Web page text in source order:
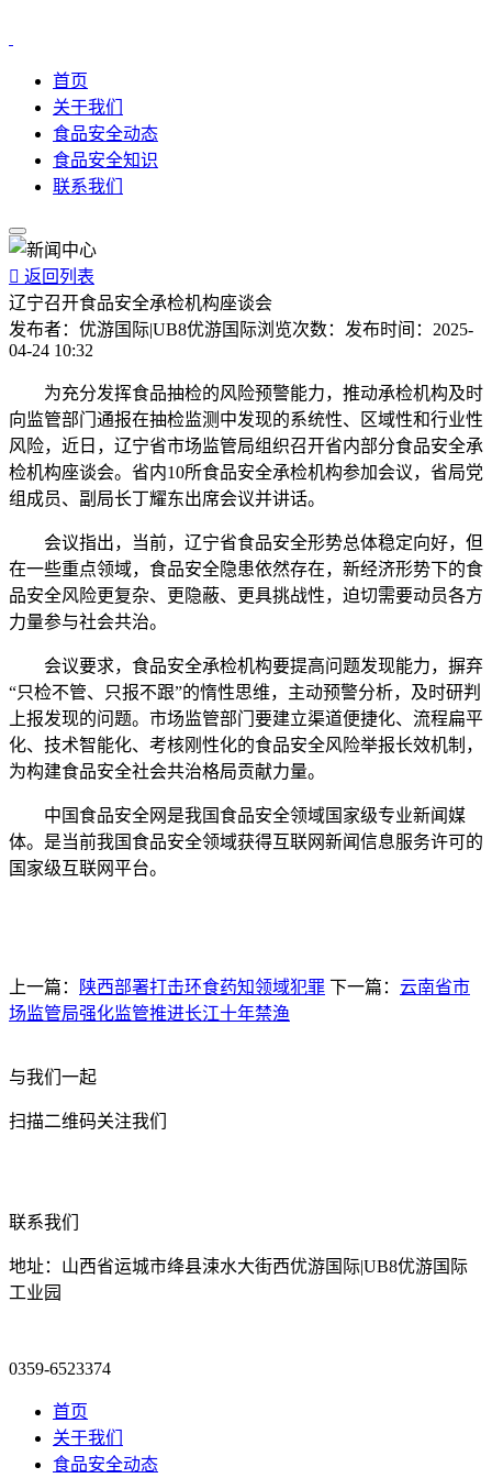
首页
关于我们
食品安全动态
食品安全知识
联系我们
 返回列表
辽宁召开食品安全承检机构座谈会
发布者： 优游国际|UB8优游国际浏览次数： 发布时间： 2025-
04-24 10:32
为充分发挥食品抽检的风险预警能力，推动承检机构及时
向监管部门通报在抽检监测中发现的系统性、区域性和行业性
风险，近日，辽宁省市场监管局组织召开省内部分食品安全承
检机构座谈会。省内10所食品安全承检机构参加会议，省局党
组成员、副局长丁耀东出席会议并讲话。
会议指出，当前，辽宁省食品安全形势总体稳定向好，但
在一些重点领域，食品安全隐患依然存在，新经济形势下的食
品安全风险更复杂、更隐蔽、更具挑战性，迫切需要动员各方
力量参与社会共治。
会议要求，食品安全承检机构要提高问题发现能力，摒弃
“只检不管、只报不跟”的惰性思维，主动预警分析，及时研判
上报发现的问题。市场监管部门要建立渠道便捷化、流程扁平
化、技术智能化、考核刚性化的食品安全风险举报长效机制，
为构建食品安全社会共治格局贡献力量。
中国食品安全网是我国食品安全领域国家级专业新闻媒
体。是当前我国食品安全领域获得互联网新闻信息服务许可的
国家级互联网平台。
上一篇： 陕西部署打击环食药知领域犯罪 下一篇： 云南省市
场监管局强化监管推进长江十年禁渔
与我们一起
扫描二维码关注我们
联系我们
地址：山西省运城市绛县涑水大街西优游国际|UB8优游国际
工业园
0359-6523374
首页
关于我们
食品安全动态